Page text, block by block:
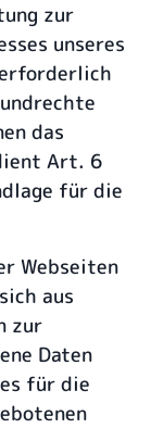
zur
unseres
das
Art. 6
für die
Webseiten
aus
zur
Daten
für die